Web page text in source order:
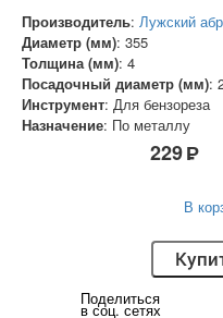
Производитель: Лужский
Диаметр (мм): 355
Толщина (мм): 4
Посадочный диаметр (мм):
Инструмент: Для бензореза
Назначение: По металлу
229Р
В
Поделиться
в соц. сетях